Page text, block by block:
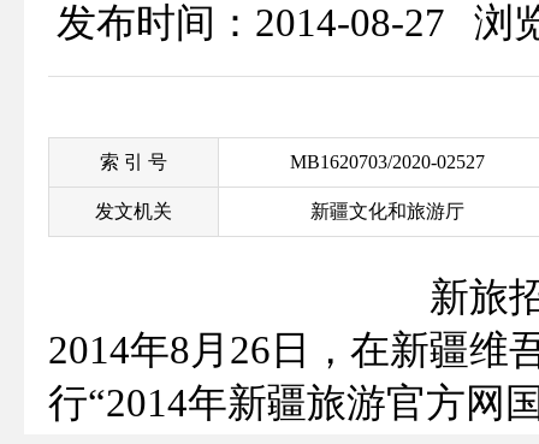
发布时间：2014-08-27 浏
索 引 号 MB1620703/2020-02527
发文机关 新疆文化和旅游厅
新旅
2014年8月26日，在新疆维
行“2014年新疆旅游官方网